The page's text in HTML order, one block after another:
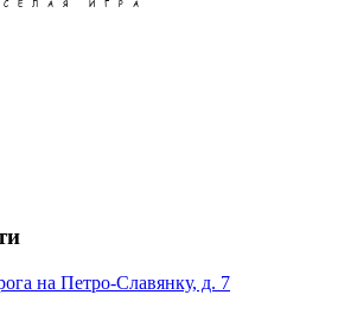
на Петро-Славянку, д. 7